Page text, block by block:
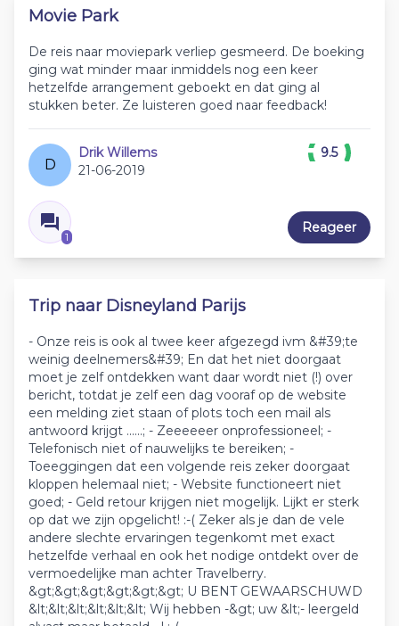
Movie Park
De reis naar moviepark verliep gesmeerd. De boeking
ging wat minder maar inmiddels nog een keer
hetzelfde arrangement geboekt en dat ging al
stukken beter. Ze luisteren goed naar feedback!
D
Drik Willems
21-06-2019
1
9.5
Reageer
Trip naar Disneyland Parijs
- Onze reis is ook al twee keer afgezegd ivm &#39;te
weinig deelnemers&#39; En dat het niet doorgaat
moet je zelf ontdekken want daar wordt niet (!) over
bericht, totdat je zelf een dag vooraf op de website
een melding ziet staan of plots toch een mail als
antwoord krijgt ......; - Zeeeeeer onprofessioneel; -
Telefonisch niet of nauwelijks te bereiken; -
Toeeggingen dat een volgende reis zeker doorgaat
kloppen helemaal niet; - Website functioneert niet
goed; - Geld retour krijgen niet mogelijk. Lijkt er sterk
op dat we zijn opgelicht! :-( Zeker als je dan de vele
andere slechte ervaringen tegenkomt met exact
hetzelfde verhaal en ook het nodige ontdekt over de
vermoedelijke man achter Travelberry.
&gt;&gt;&gt;&gt;&gt;&gt; U BENT GEWAARSCHUWD
&lt;&lt;&lt;&lt;&lt;&lt; Wij hebben -&gt; uw &lt;- leergeld